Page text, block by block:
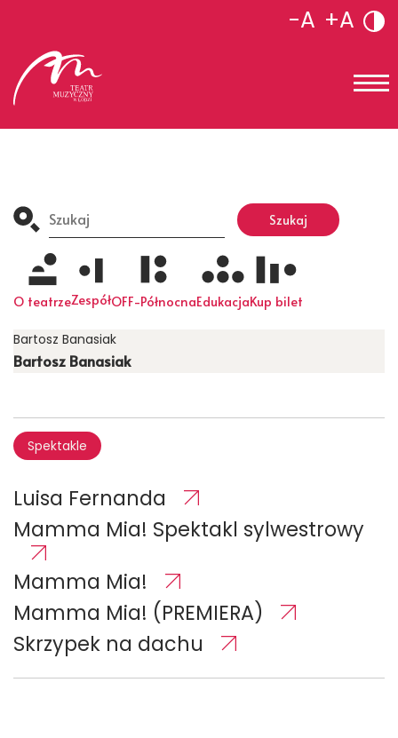
-A +A
for:
Szukaj
O teatrzeZespółOFF-PółnocnaEdukacjaKup bilet
Bartosz Banasiak
Bartosz Banasiak
Spektakle
Luisa Fernanda
Mamma Mia! Spektakl sylwestrowy
Mamma Mia!
Mamma Mia! (PREMIERA)
Skrzypek na dachu